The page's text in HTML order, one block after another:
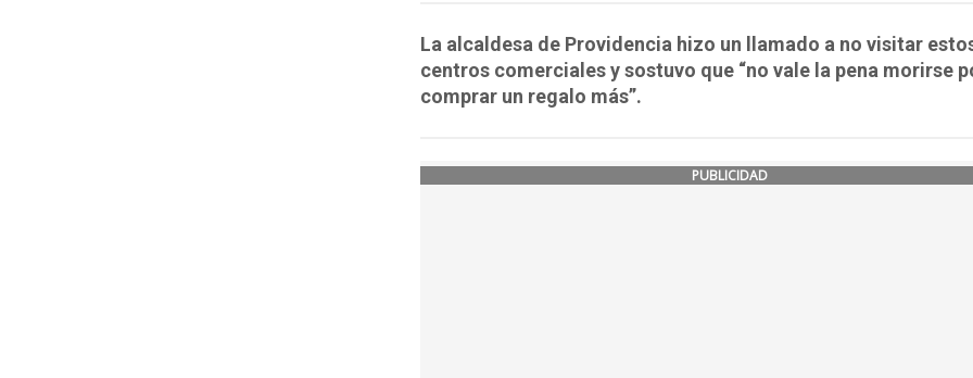
La alcaldesa de Providencia hizo un llamado a no visitar
centros comerciales y sostuvo que “no vale la pena morirse
comprar un regalo más”.
PUBLICIDAD